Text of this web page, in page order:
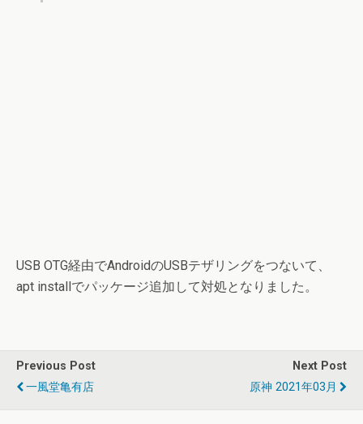
USB OTG経由でAndroidのUSBテザリングをつないて、
apt installでパッケージ追加して対処となりました。
Previous Post
一風堂亀有店
Next Post
原神 2021年03月